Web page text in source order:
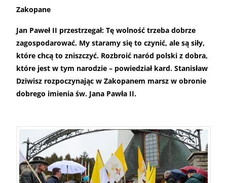
Zakopane
Jan Paweł II przestrzegał: Tę wolność trzeba dobrze
zagospodarować. My staramy się to czynić, ale są siły,
które chcą to zniszczyć. Rozbroić naród polski z dobra,
które jest w tym narodzie – powiedział kard. Stanisław
Dziwisz rozpoczynając w Zakopanem marsz w obronie
dobrego imienia św. Jana Pawła II.